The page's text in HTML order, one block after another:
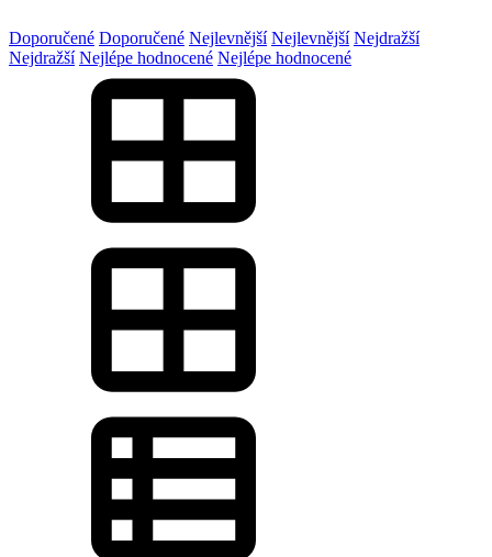
Doporučené Doporučené Nejlevnější Nejlevnější Nejdražší
Nejdražší Nejlépe hodnocené Nejlépe hodnocené